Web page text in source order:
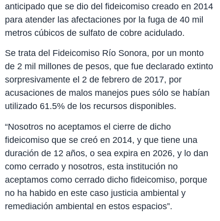
anticipado que se dio del fideicomiso creado en 2014
para atender las afectaciones por la fuga de 40 mil
metros cúbicos de sulfato de cobre acidulado.
Se trata del Fideicomiso Río Sonora, por un monto
de 2 mil millones de pesos, que fue declarado extinto
sorpresivamente el 2 de febrero de 2017, por
acusaciones de malos manejos pues sólo se habían
utilizado 61.5% de los recursos disponibles.
“Nosotros no aceptamos el cierre de dicho
fideicomiso que se creó en 2014, y que tiene una
duración de 12 años, o sea expira en 2026, y lo dan
como cerrado y nosotros, esta institución no
aceptamos como cerrado dicho fideicomiso, porque
no ha habido en este caso justicia ambiental y
remediación ambiental en estos espacios”.